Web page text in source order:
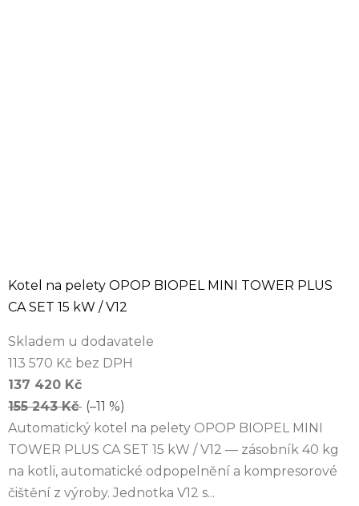
Kotel na pelety OPOP BIOPEL MINI TOWER PLUS
CA SET 15 kW / V12
Skladem u dodavatele
113 570 Kč bez DPH
137 420 Kč
155 243 Kč (–11 %)
Automatický kotel na pelety OPOP BIOPEL MINI
TOWER PLUS CA SET 15 kW / V12 — zásobník 40 kg
na kotli, automatické odpopelnění a kompresorové
čištění z výroby. Jednotka V12 s...